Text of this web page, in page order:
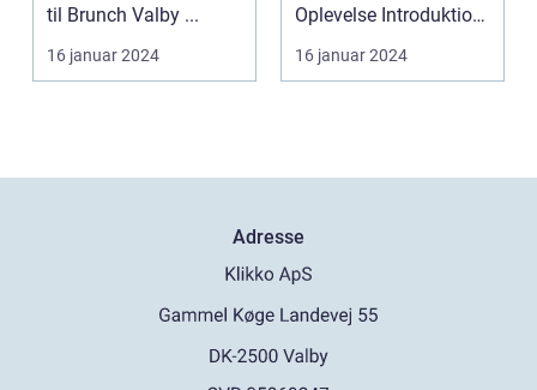
til Brunch Valby ...
16 januar 2024
Oplevelse Introduktion
til Brunch i Kø...
16 januar 2024
Adresse